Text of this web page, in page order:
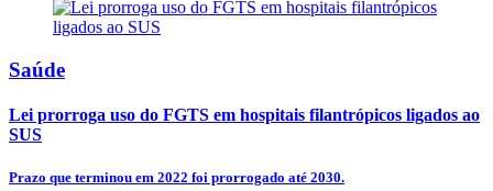
Saúde
Lei prorroga uso do FGTS em hospitais filantrópicos ligados ao
SUS
Prazo que terminou em 2022 foi prorrogado até 2030.